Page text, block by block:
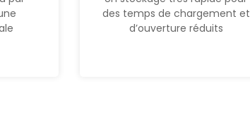
des temps de chargement et
d’ouverture réduits